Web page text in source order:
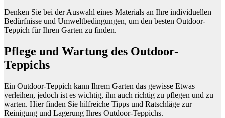
Denken Sie bei der Auswahl eines Materials an Ihre individuellen
Bedürfnisse und Umweltbedingungen, um den besten Outdoor-
Teppich für Ihren Garten zu finden.
Pflege und Wartung des Outdoor-
Teppichs
Ein Outdoor-Teppich kann Ihrem Garten das gewisse Etwas
verleihen, jedoch ist es wichtig, ihn auch richtig zu pflegen und zu
warten. Hier finden Sie hilfreiche Tipps und Ratschläge zur
Reinigung und Lagerung Ihres Outdoor-Teppichs.